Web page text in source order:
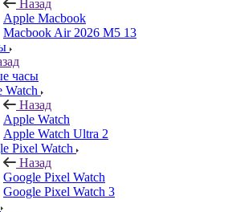
Назад
Apple Macbook
Macbook Air 2026 M5 13
часы
Watch
Назад
Apple Watch
Apple Watch Ultra 2
Pixel Watch
Назад
Google Pixel Watch
Google Pixel Watch 3